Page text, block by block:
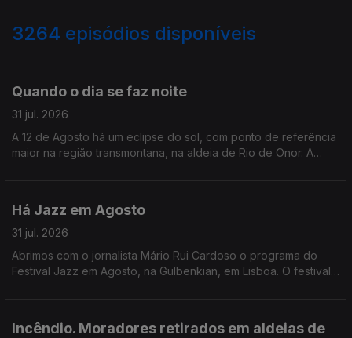
3264 episódios disponíveis
Quando o dia se faz noite
31 jul. 2026
A 12 de Agosto há um eclipse do sol, com ponto de referência
maior na região transmontana, na aldeia de Rio de Onor. A
Há Jazz em Agosto
31 jul. 2026
Abrimos com o jornalista Mário Rui Cardoso o programa do
Festival Jazz em Agosto, na Gulbenkian, em Lisboa. O festival
Incêndio. Moradores retirados em aldeias de